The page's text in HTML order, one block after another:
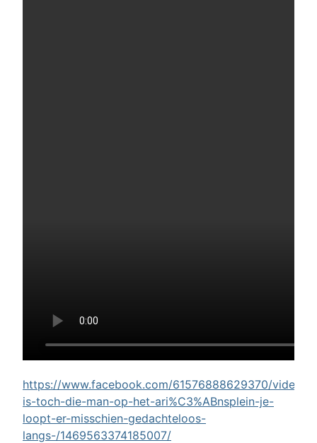
https://www.facebook.com/61576888629370/videos/
is-toch-die-man-op-het-ari%C3%ABnsplein-je-
loopt-er-misschien-gedachteloos-
langs-/1469563374185007/